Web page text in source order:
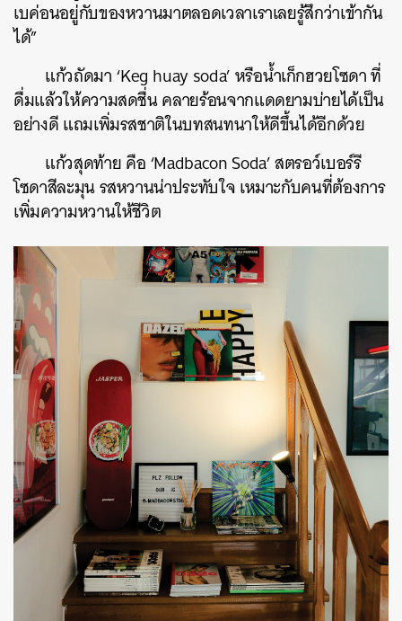
เบค่อนอยู่กับของหวานมาตลอดเวลาเราเลยรู้สึกว่าเข้ากัน
ได้”
แก้วถัดมา ‘Keg huay soda’ หรือน้ำเก็กฮวยโซดา ที่
ดื่มแล้วให้ความสดชื่น คลายร้อนจากแดดยามบ่ายได้เป็น
อย่างดี แถมเพิ่มรสชาติในบทสนทนาให้ดีขึ้นได้อีกด้วย
แก้วสุดท้าย คือ ‘Madbacon Soda’ สตรอว์เบอร์รี
โซดาสีละมุน รสหวานน่าประทับใจ เหมาะกับคนที่ต้องการ
เพิ่มความหวานให้ชีวิต